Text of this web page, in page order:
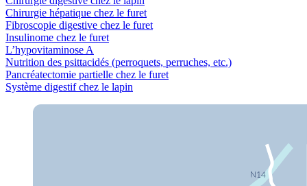
Chirurgie hépatique chez le furet
Fibroscopie digestive chez le furet
Insulinome chez le furet
L’hypovitaminose A
Nutrition des psittacidés (perroquets, perruches, etc.)
Pancréatectomie partielle chez le furet
Système digestif chez le lapin